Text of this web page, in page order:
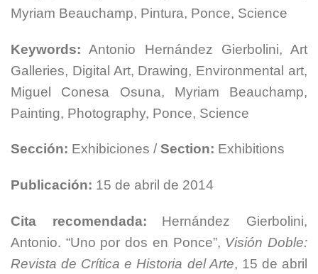
Myriam Beauchamp, Pintura, Ponce, Science
Keywords: Antonio Hernández Gierbolini, Art
Galleries, Digital Art, Drawing, Environmental art,
Miguel Conesa Osuna, Myriam Beauchamp,
Painting, Photography, Ponce, Science
Sección: Exhibiciones / Section: Exhibitions
Publicación: 15 de abril de 2014
Cita recomendada:
Hernández Gierbolini,
Antonio. “Uno por dos en Ponce”, Visión Doble:
Revista de Crítica e Historia del Arte, 15 de abril